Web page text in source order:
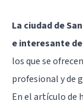
La ciudad de
e interesante
los que se
profesional y de
En el artículo de